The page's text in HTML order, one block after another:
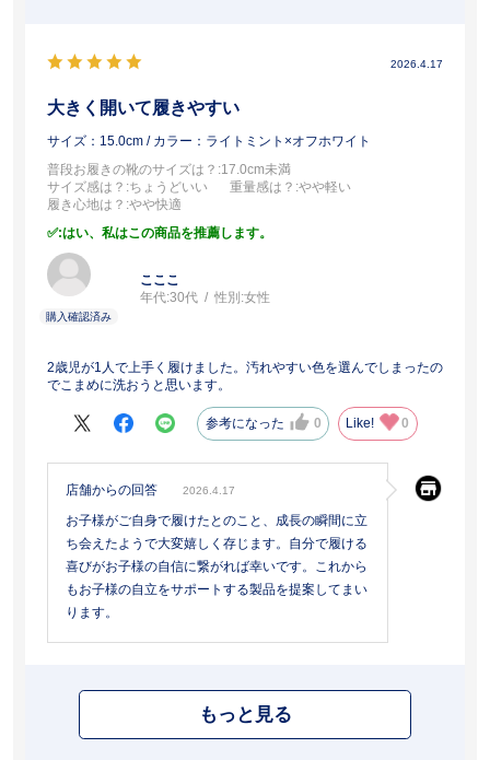
2026.4.17
大きく開いて履きやすい
サイズ：15.0cm / カラー：ライトミント×オフホワイト
普段お履きの靴のサイズは？ :17.0cm未満
サイズ感は？ :ちょうどいい 重量感は？ :やや軽い
履き心地は？ :やや快適
:はい、私はこの商品を推薦します。
こここ
年代:30代 性別:女性
2歳児が1人で上手く履けました。汚れやすい色を選んでしまったの
でこまめに洗おうと思います。
参考になった 0 Like! 0
店舗からの回答 2026.4.17
お子様がご自身で履けたとのこと、成長の瞬間に立
ち会えたようで大変嬉しく存じます。自分で履ける
喜びがお子様の自信に繋がれば幸いです。これから
もお子様の自立をサポートする製品を提案してまい
ります。
もっと見る